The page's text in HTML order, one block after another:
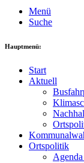
Menü
Suche
Hauptmenü:
Start
Aktuell
Ortspolitik
Agenda